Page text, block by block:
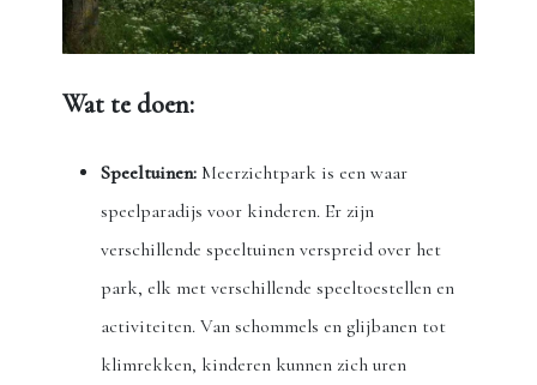
Wat te doen:
Speeltuinen: Meerzichtpark is een waar
speelparadijs voor kinderen. Er zijn
verschillende speeltuinen verspreid over het
park, elk met verschillende speeltoestellen en
activiteiten. Van schommels en glijbanen tot
klimrekken, kinderen kunnen zich uren